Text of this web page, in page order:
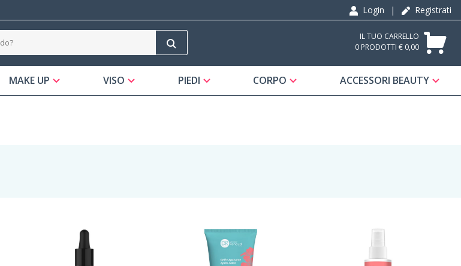
Login | Registrati
IL TUO CARRELLO
0 PRODOTTI € 0,00
MAKE UP VISO PIEDI CORPO ACCESSORI BEAUTY